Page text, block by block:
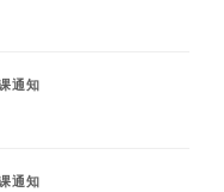
通知
通知